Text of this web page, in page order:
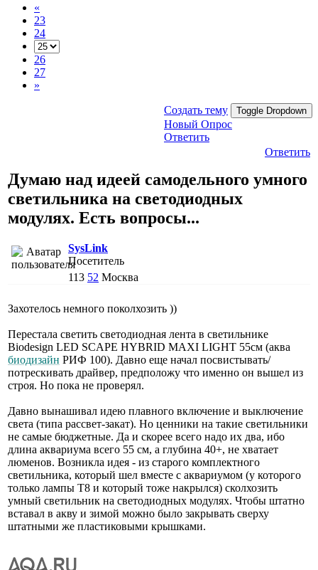
«
23
24
26
27
»
Создать тему Toggle Dropdown
Новый Опрос
Ответить
Ответить
Думаю над идеей самодельного умного
светильника на светодиодных
модулях. Есть вопросы...
SysLink
Посетитель
113 52 Москва
Захотелось немного поколхозить ))
Перестала светить светодиодная лента в светильнике
Biodesign LED SCAPE HYBRID MAXI LIGHT 55см (аква
биодизайн РИФ 100). Давно еще начал посвистывать/
потрескивать драйвер, предположу что именно он вышел из
строя. Но пока не проверял.
Давно вынашивал идею плавного включение и выключение
света (типа рассвет-закат). Но ценники на такие светильники
не самые бюджетные. Да и скорее всего надо их два, ибо
длина аквариума всего 55 см, а глубина 40+, не хватает
люменов. Возникла идея - из старого комплектного
светильника, который шел вместе с аквариумом (у которого
только лампы Т8 и который тоже накрылся) сколхозить
умный светильник на светодиодных модулях. Чтобы штатно
вставал в акву и зимой можно было закрывать сверху
штатными же пластиковыми крышками.